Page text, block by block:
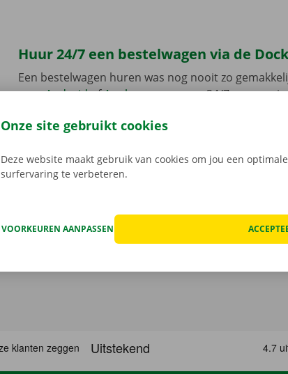
Huur 24/7 een bestelwagen via de
Een bestelwagen huren was nog nooit zo
voorAndroidofAppleen reserveer 24/7 een
huurwagen op in een Pick-up Point of Dockx Service
Onze site gebruikt cookies
Deze website maakt gebruik van cookies om jou een
surfervaring te verbeteren.
VOORKEUREN AANPASSEN